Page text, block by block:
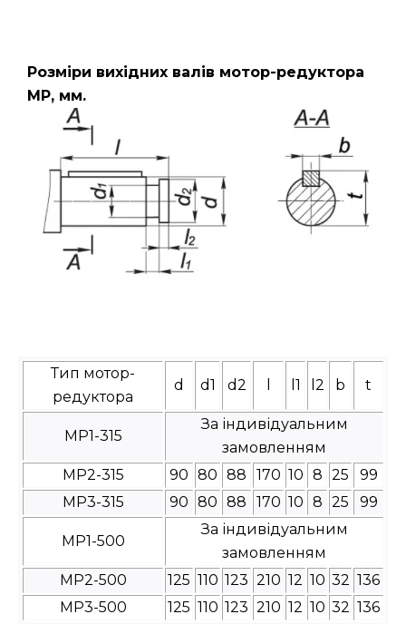
Розміри вихідних валів мотор-редуктора
МР, мм.
Тип мотор-
редуктора
d d1 d2 l1 l2 b t
МР1-315
За індивідуальним
замовленням
МР2-315
90 80 88 170 10 8 25
99
МР3-315
90 80 88 170 10 8 25 99
МР1-500
За індивідуальним
замовленням
МР2-500
125 110 123 210 12 10 32 136
МР3-500
125 110 123 210 12 10 32 136